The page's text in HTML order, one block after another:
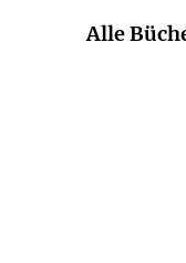
Alle